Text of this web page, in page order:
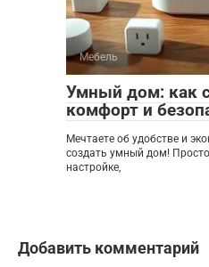
Мебель
Умный дом: как
комфорт и
Мечтаете об удобстве и
создать умный дом!
настройке,
Добавить комментарий